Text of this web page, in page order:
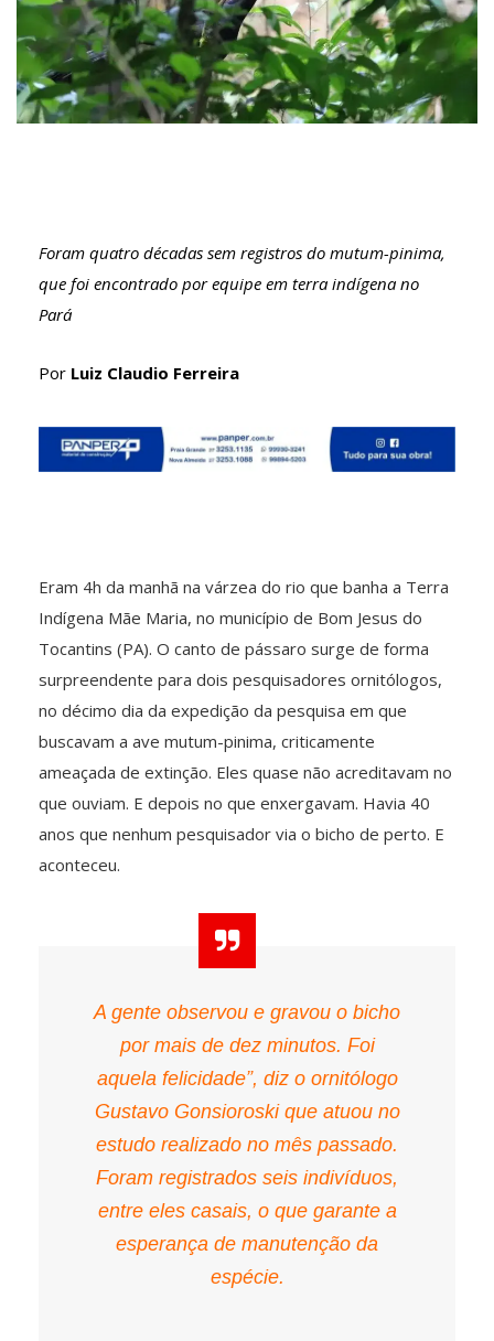
Foram quatro décadas sem registros do mutum-pinima,
que foi encontrado por equipe em terra indígena no
Pará
Por Luiz Claudio Ferreira
Eram 4h da manhã na várzea do rio que banha a Terra
Indígena Mãe Maria, no município de Bom Jesus do
Tocantins (PA). O canto de pássaro surge de forma
surpreendente para dois pesquisadores ornitólogos,
no décimo dia da expedição da pesquisa em que
buscavam a ave mutum-pinima, criticamente
ameaçada de extinção. Eles quase não acreditavam no
que ouviam. E depois no que enxergavam. Havia 40
anos que nenhum pesquisador via o bicho de perto. E
aconteceu.
A gente observou e gravou o bicho
por mais de dez minutos. Foi
aquela felicidade”, diz o ornitólogo
Gustavo Gonsioroski que atuou no
estudo realizado no mês passado.
Foram registrados seis indivíduos,
entre eles casais, o que garante a
esperança de manutenção da
espécie.